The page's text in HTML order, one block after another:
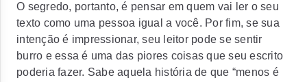
O segredo, portanto, é pensar em quem vai ler o seu
texto como uma pessoa igual a você. Por fim, se sua
intenção é impressionar, seu leitor pode se sentir
burro e essa é uma das piores coisas que seu escrito
poderia fazer. Sabe aquela história de que “menos é